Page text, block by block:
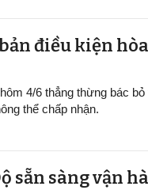
điều kiện
4/6 thẳng thừng bác
thể chấp nhận.
sẵn sàng v​​​​​​​ận